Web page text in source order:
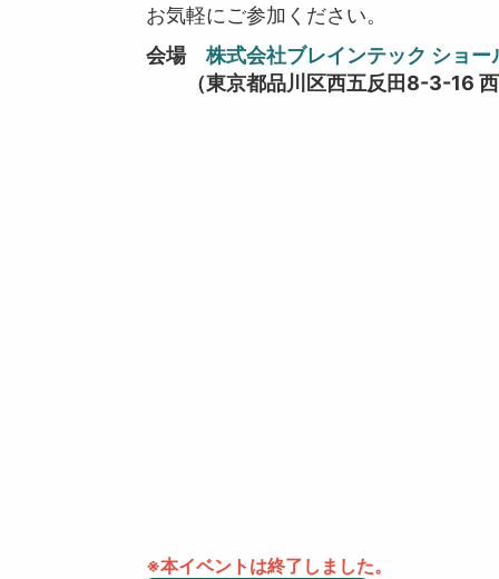
お気軽にご参加ください。
会場株式会社ブレインテック ショー
（東京都品川区西五反田8-3-16 西
※本イベントは終了しました。